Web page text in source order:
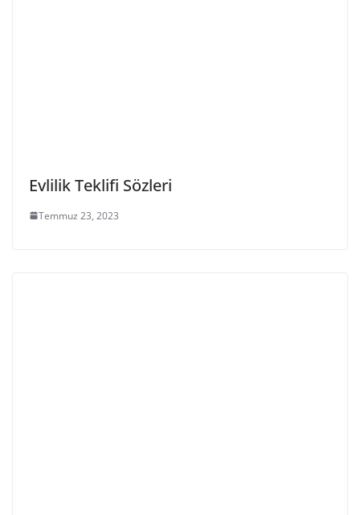
Evlilik Teklifi Sözleri
Temmuz 23, 2023